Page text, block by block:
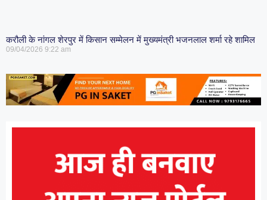
करौली के नांगल शेरपुर में किसान सम्मेलन में मुख्यमंत्री भजनलाल शर्मा रहे शामिल
09/04/2026 9:22 am